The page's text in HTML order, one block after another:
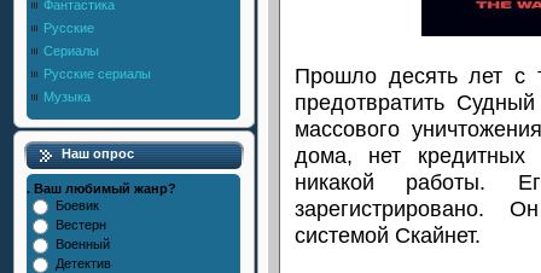
Фантастика
Русские
Сериалы
Русские сериалы
Музыка
Наш опрос
. Ваш любимый жанр?
Боевик
Вестерн
Военный
Детектив
Прошло десять лет с
предотвратить
массового
дома, нет кредитных
никакой работы.
системой Скайнет.